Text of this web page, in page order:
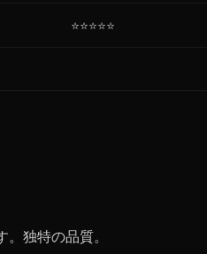
⭐⭐⭐⭐⭐
独特の品質。